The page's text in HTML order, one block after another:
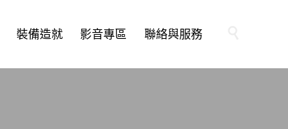
裝備造就 影音專區 聯絡與服務